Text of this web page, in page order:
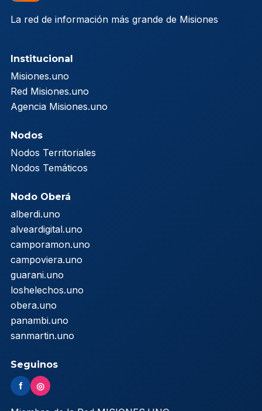
La red de información más grande de Misiones
Institucional
Misiones.uno
Red Misiones.uno
Agencia Misiones.uno
Nodos
Nodos Territoriales
Nodos Temáticos
Nodo Oberá
alberdi.uno
alveardigital.uno
camporamon.uno
campoviera.uno
guarani.uno
loshelechos.uno
obera.uno
panambi.uno
sanmartin.uno
Seguinos
f ◎